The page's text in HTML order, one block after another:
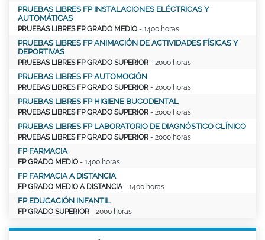
PRUEBAS LIBRES FP INSTALACIONES ELÉCTRICAS Y
AUTOMÁTICAS
PRUEBAS LIBRES FP GRADO MEDIO - 1400 horas
PRUEBAS LIBRES FP ANIMACIÓN DE ACTIVIDADES FÍSICAS Y
DEPORTIVAS
PRUEBAS LIBRES FP GRADO SUPERIOR - 2000 horas
PRUEBAS LIBRES FP AUTOMOCIÓN
PRUEBAS LIBRES FP GRADO SUPERIOR - 2000 horas
PRUEBAS LIBRES FP HIGIENE BUCODENTAL
PRUEBAS LIBRES FP GRADO SUPERIOR - 2000 horas
PRUEBAS LIBRES FP LABORATORIO DE DIAGNÓSTICO CLÍNICO
PRUEBAS LIBRES FP GRADO SUPERIOR - 2000 horas
FP FARMACIA
FP GRADO MEDIO - 1400 horas
FP FARMACIA A DISTANCIA
FP GRADO MEDIO A DISTANCIA - 1400 horas
FP EDUCACIÓN INFANTIL
FP GRADO SUPERIOR - 2000 horas